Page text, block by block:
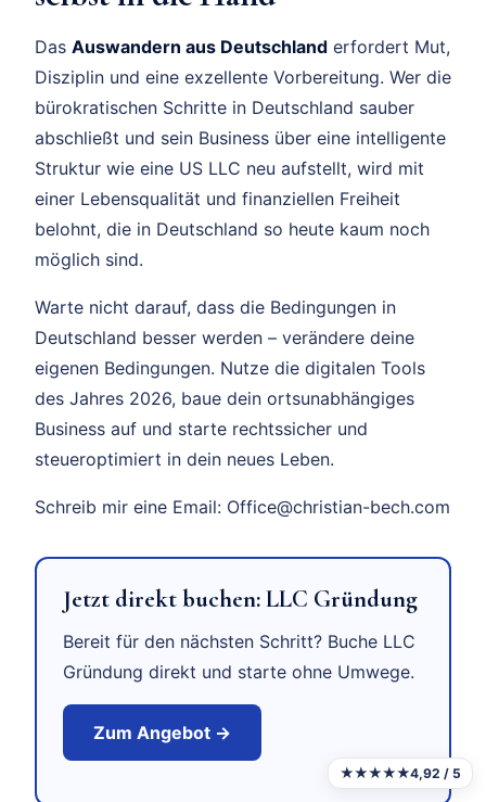
Das Auswandern aus Deutschland erfordert Mut,
Disziplin und eine exzellente Vorbereitung. Wer die
bürokratischen Schritte in Deutschland sauber
abschließt und sein Business über eine intelligente
Struktur wie eine US LLC neu aufstellt, wird mit
einer Lebensqualität und finanziellen Freiheit
belohnt, die in Deutschland so heute kaum noch
möglich sind.
Warte nicht darauf, dass die Bedingungen in
Deutschland besser werden – verändere deine
eigenen Bedingungen. Nutze die digitalen Tools
des Jahres 2026, baue dein ortsunabhängiges
Business auf und starte rechtssicher und
steueroptimiert in dein neues Leben.
Schreib mir eine Email: Office@christian-bech.com
Jetzt direkt buchen: LLC Gründung
Bereit für den nächsten Schritt? Buche LLC
Gründung direkt und starte ohne Umwege.
Zum Angebot →
★★★★★4,92 / 5